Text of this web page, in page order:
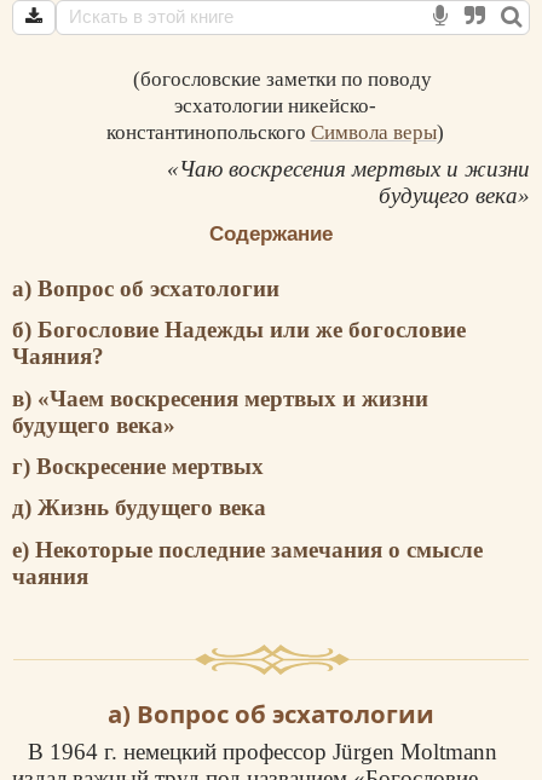
Медиа
Проверь себя
Тематическое
Семья и здоровье
(богословские заметки по поводу
эсхатологии никейско-
константинопольского Символа веры)
«Чаю воскресения мертвых и жизни
будущего века»
Содержание
а) Вопрос об эсхатологии
б) Богословие Надежды или же богословие
Чаяния?
в) «Чаем воскресения мертвых и жизни
будущего века»
г) Воскресение мертвых
д) Жизнь будущего века
е) Некоторые последние замечания о смысле
чаяния
а) Вопрос об эсхатологии
В 1964 г. немецкий профессор Jürgen Moltmann